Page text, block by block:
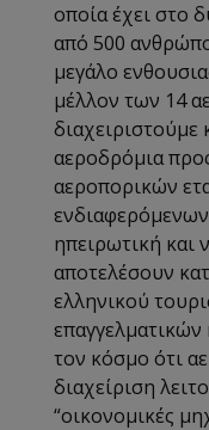
οποία έχει στο
από 500
μεγάλο
μέλλον των 14
διαχειριστούμε
αεροδρόμια
αεροπορικών
ηπειρωτική και
αποτελέσουν
ελληνικού
τον κόσμο ότι
διαχείριση
“οικονομικές